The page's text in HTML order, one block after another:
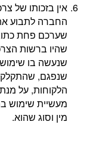
אין בזכותו של
החברה לתבוע
שערכם פחת
שהיו ברשות
שנעשה בו
שנפגם,
הלקוחות, על
מעשיית שימוש
מין וסוג שהוא.